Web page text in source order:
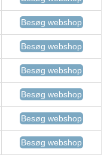
Besøg webshop
Besøg webshop
Besøg webshop
Besøg webshop
Besøg webshop
Besøg webshop